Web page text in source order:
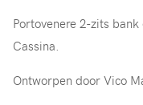
Portovenere 2-zits
Cassina.
Ontworpen door Vico